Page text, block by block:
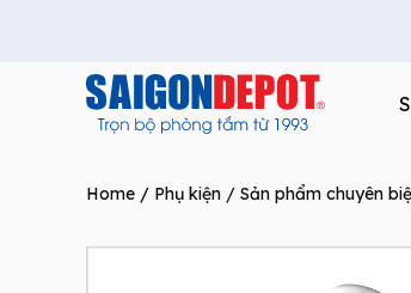
Home / Phụ kiện / Sản phẩm chuyên